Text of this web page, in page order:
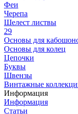
Феи
Черепа
Шелест листвы
29
Основы для
Основы для колец
Цепочки
Буквы
Швензы
Винтажные
Информация
Информация
Статьи